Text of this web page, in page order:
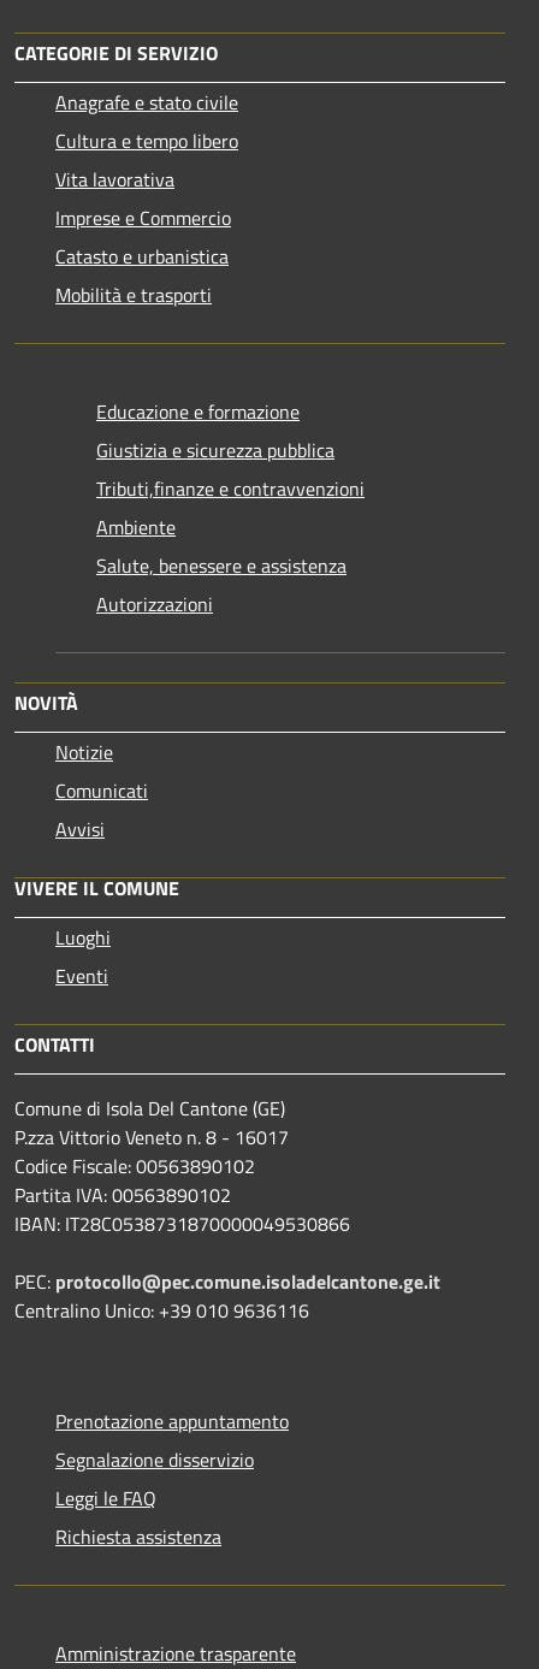
CATEGORIE DI SERVIZIO
Anagrafe e stato civile
Cultura e tempo libero
Vita lavorativa
Imprese e Commercio
Catasto e urbanistica
Mobilità e trasporti
Educazione e formazione
Giustizia e sicurezza pubblica
Tributi,finanze e contravvenzioni
Ambiente
Salute, benessere e assistenza
Autorizzazioni
NOVITÀ
Notizie
Comunicati
Avvisi
VIVERE IL COMUNE
Luoghi
Eventi
CONTATTI
Comune di Isola Del Cantone (GE)
P.zza Vittorio Veneto n. 8 - 16017
Codice Fiscale: 00563890102
Partita IVA: 00563890102
IBAN: IT28C0538731870000049530866
PEC: protocollo@pec.comune.isoladelcantone.ge.it
Centralino Unico: +39 010 9636116
Prenotazione appuntamento
Segnalazione disservizio
Leggi le FAQ
Richiesta assistenza
Amministrazione trasparente